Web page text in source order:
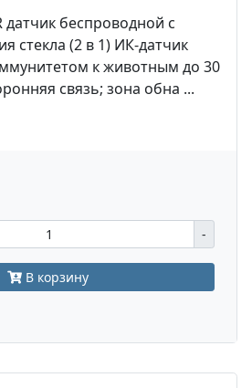
датчик беспроводной с
стекла (2 в 1) ИК-датчик
к животным до 30
связь; зона обна ...
-
В корзину